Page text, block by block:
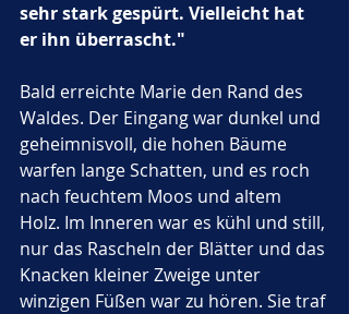
sehr stark gespürt. Vielleicht hat
er ihn überrascht."
Bald erreichte Marie den Rand des
Waldes. Der Eingang war dunkel und
geheimnisvoll, die hohen Bäume
warfen lange Schatten, und es roch
nach feuchtem Moos und altem
Holz. Im Inneren war es kühl und still,
nur das Rascheln der Blätter und das
Knacken kleiner Zweige unter
winzigen Füßen war zu hören. Sie traf